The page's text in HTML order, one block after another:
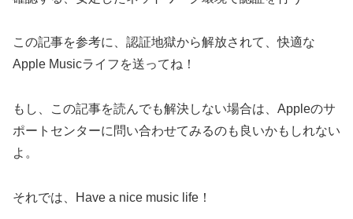
この記事を参考に、認証地獄から解放されて、快適な
Apple Musicライフを送ってね！
もし、この記事を読んでも解決しない場合は、Appleのサ
ポートセンターに問い合わせてみるのも良いかもしれない
よ。
それでは、Have a nice music life！